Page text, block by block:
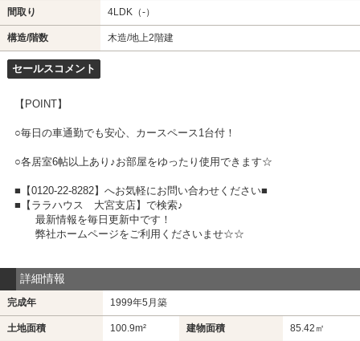
間取り 4LDK（-）
構造/階数 木造/地上2階建
セールスコメント
【POINT】
○毎日の車通勤でも安心、カースペース1台付！
○各居室6帖以上あり♪お部屋をゆったり使用できます☆
■【0120-22-8282】へお気軽にお問い合わせください■
■【ララハウス 大宮支店】で検索♪
最新情報を毎日更新中です！
弊社ホームページをご利用くださいませ☆☆
詳細情報
完成年 1999年5月築
土地面積 100.9m² 建物面積 85.42㎡